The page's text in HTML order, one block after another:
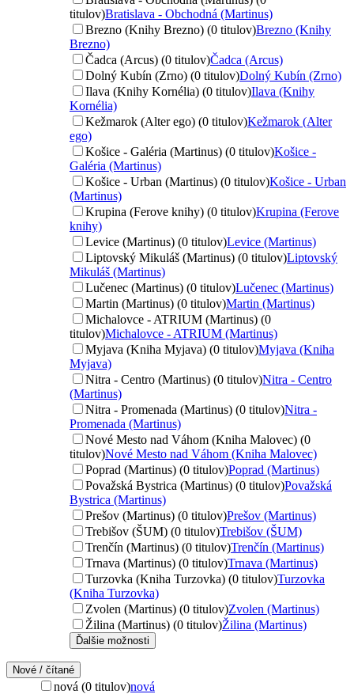
titulov)Bratislava - Obchodná (Martinus)
Brezno (Knihy Brezno) (0 titulov)Brezno (Knihy
Brezno)
Čadca (Arcus) (0 titulov)Čadca (Arcus)
Dolný Kubín (Zrno) (0 titulov)Dolný Kubín (Zrno)
Ilava (Knihy Kornélia) (0 titulov)Ilava (Knihy
Kornélia)
Kežmarok (Alter ego) (0 titulov)Kežmarok (Alter
ego)
Košice - Galéria (Martinus) (0 titulov)Košice -
Galéria (Martinus)
Košice - Urban (Martinus) (0 titulov)Košice - Urban
(Martinus)
Krupina (Ferove knihy) (0 titulov)Krupina (Ferove
knihy)
Levice (Martinus) (0 titulov)Levice (Martinus)
Liptovský Mikuláš (Martinus) (0 titulov)Liptovský
Mikuláš (Martinus)
Lučenec (Martinus) (0 titulov)Lučenec (Martinus)
Martin (Martinus) (0 titulov)Martin (Martinus)
Michalovce - ATRIUM (Martinus) (0
titulov)Michalovce - ATRIUM (Martinus)
Myjava (Kniha Myjava) (0 titulov)Myjava (Kniha
Myjava)
Nitra - Centro (Martinus) (0 titulov)Nitra - Centro
(Martinus)
Nitra - Promenada (Martinus) (0 titulov)Nitra -
Promenada (Martinus)
Nové Mesto nad Váhom (Kniha Malovec) (0
titulov)Nové Mesto nad Váhom (Kniha Malovec)
Poprad (Martinus) (0 titulov)Poprad (Martinus)
Považská Bystrica (Martinus) (0 titulov)Považská
Bystrica (Martinus)
Prešov (Martinus) (0 titulov)Prešov (Martinus)
Trebišov (ŠUM) (0 titulov)Trebišov (ŠUM)
Trenčín (Martinus) (0 titulov)Trenčín (Martinus)
Trnava (Martinus) (0 titulov)Trnava (Martinus)
Turzovka (Kniha Turzovka) (0 titulov)Turzovka
(Kniha Turzovka)
Zvolen (Martinus) (0 titulov)Zvolen (Martinus)
Žilina (Martinus) (0 titulov)Žilina (Martinus)
Ďalšie možnosti
Nové / čítané
nová (0 titulov)nová